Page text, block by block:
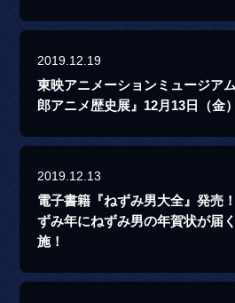
2019.12.19
東映アニメーションミュージア
郎アニメ歴史展』12月13日（金
2019.12.13
電子書籍『ねずみ男大全』発売
ずみ年にねずみ男の年賀状が届
施！